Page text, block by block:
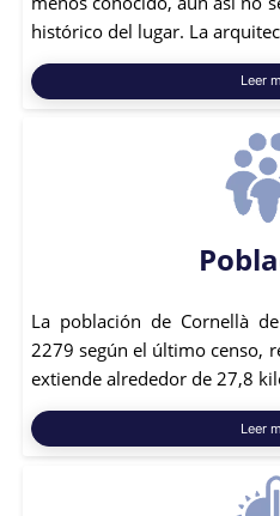
histórico del lugar. La
Leer
La población de Cornellà
2279 según el último censo,
extiende alrededor de 27,8
Leer